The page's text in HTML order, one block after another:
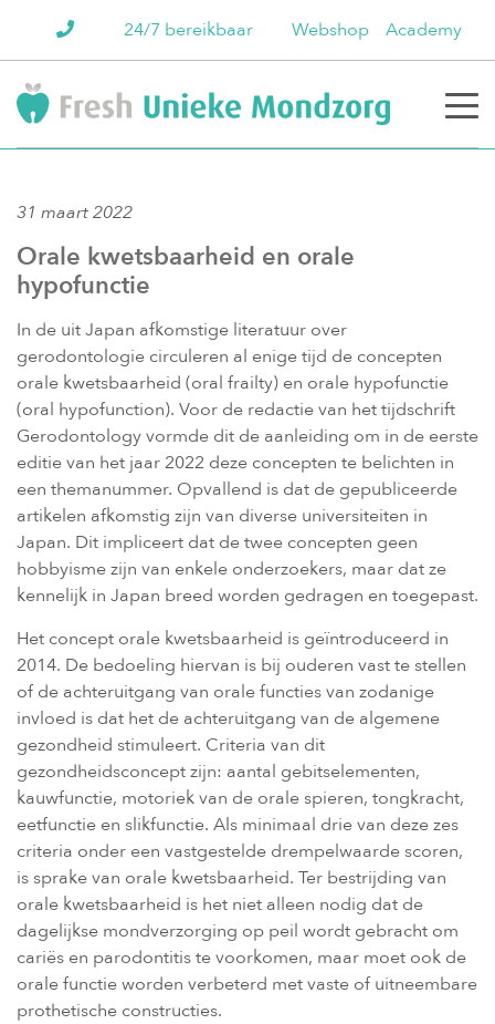
24/7 bereikbaar Webshop Academy
31 maart 2022
Orale kwetsbaarheid en orale
hypofunctie
In de uit Japan afkomstige literatuur over
gerodontologie circuleren al enige tijd de concepten
orale kwetsbaarheid (oral frailty) en orale hypofunctie
(oral hypofunction). Voor de redactie van het tijdschrift
Gerodontology vormde dit de aanleiding om in de eerste
editie van het jaar 2022 deze concepten te belichten in
een themanummer. Opvallend is dat de gepubliceerde
artikelen afkomstig zijn van diverse universiteiten in
Japan. Dit impliceert dat de twee concepten geen
hobbyisme zijn van enkele onderzoekers, maar dat ze
kennelijk in Japan breed worden gedragen en toegepast.
Het concept orale kwetsbaarheid is geïntroduceerd in
2014. De bedoeling hiervan is bij ouderen vast te stellen
of de achteruitgang van orale functies van zodanige
invloed is dat het de achteruitgang van de algemene
gezondheid stimuleert. Criteria van dit
gezondheidsconcept zijn: aantal gebitselementen,
kauwfunctie, motoriek van de orale spieren, tongkracht,
eetfunctie en slikfunctie. Als minimaal drie van deze zes
criteria onder een vastgestelde drempelwaarde scoren,
is sprake van orale kwetsbaarheid. Ter bestrijding van
orale kwetsbaarheid is het niet alleen nodig dat de
dagelijkse mondverzorging op peil wordt gebracht om
cariës en parodontitis te voorkomen, maar moet ook de
orale functie worden verbeterd met vaste of uitneembare
prothetische constructies.